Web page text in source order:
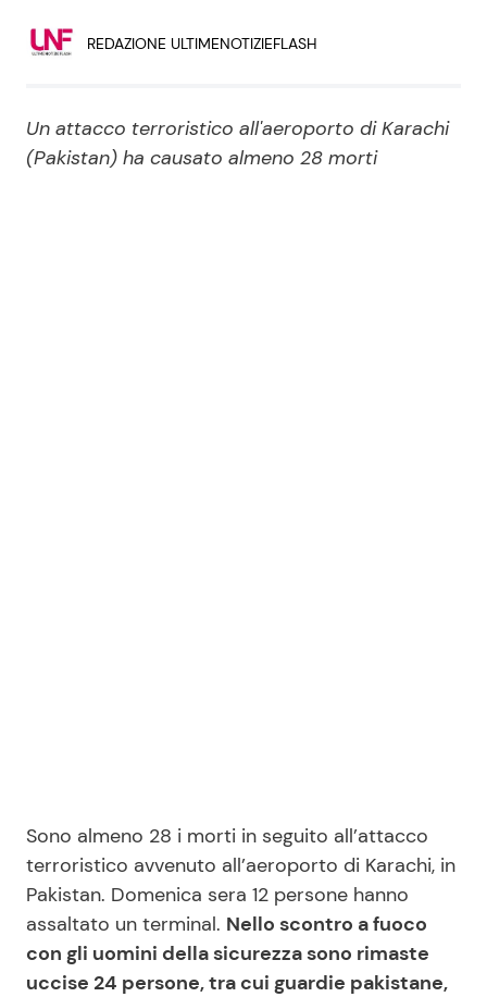
Politica Reality e Talent
Salute
Viaggi e Turismo
Festività
Ricette Facili e Veloci
Ricette Feste
Ricette per Bambini
REDAZIONE ULTIMENOTIZIEFLASH
Un attacco terroristico all'aeroporto di Karachi
(Pakistan) ha causato almeno 28 morti
Sono almeno 28 i morti in seguito all’attacco
terroristico avvenuto all’aeroporto di Karachi, in
Pakistan. Domenica sera 12 persone hanno
assaltato un terminal. Nello scontro a fuoco
con gli uomini della sicurezza sono rimaste
uccise 24 persone, tra cui guardie pakistane,